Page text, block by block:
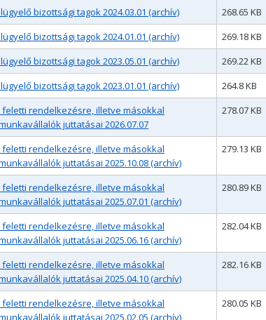
bizottsági tagok 2024.03.01 (archív)
268.65 KB
bizottsági tagok 2024.01.01 (archív)
269.18 KB
bizottsági tagok 2023.05.01 (archív)
269.22 KB
bizottsági tagok 2023.01.01 (archív)
264.8 KB
rendelkezésre, illetve másokkal
juttatásai 2026.07.07
278.07 KB
rendelkezésre, illetve másokkal
juttatásai 2025.10.08 (archív)
279.13 KB
rendelkezésre, illetve másokkal
juttatásai 2025.07.01 (archív)
280.89 KB
rendelkezésre, illetve másokkal
juttatásai 2025.06.16 (archív)
282.04 KB
rendelkezésre, illetve másokkal
juttatásai 2025.04.10 (archív)
282.16 KB
rendelkezésre, illetve másokkal
juttatásai 2025.02.05 (archív)
280.05 KB